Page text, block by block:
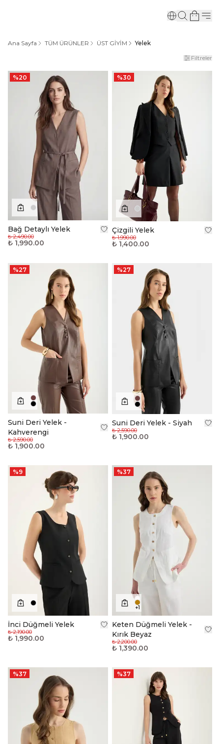
Ana Sayfa TÜM ÜRÜNLER ÜST GİYİM
Yelek
Filtreler
%20
Bağ Detaylı Yelek
₺ 2,490.00
₺ 1,990.00
%30
Çizgili Yelek
₺ 1,990.00
₺ 1,400.00
%27
Suni Deri Yelek -
Kahverengi
₺ 2,590.00
₺ 1,900.00
%27
Suni Deri Yelek - Siyah
₺ 2,590.00
₺ 1,900.00
%9
İnci Düğmeli Yelek
₺ 2,190.00
₺ 1,990.00
%37
+1
Keten Düğmeli Yelek -
Kırık Beyaz
₺ 2,200.00
₺ 1,390.00
%37 %37